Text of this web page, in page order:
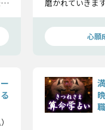
磨かれていきま
心願